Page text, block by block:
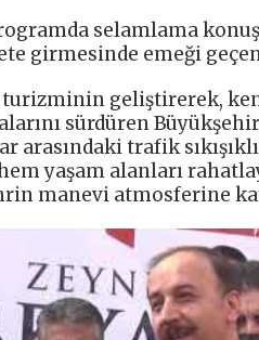
selamlama
girmesinde emeği
turizminin geliştirerek,
sürdüren
trafik
yaşam alanları
manevi atmosferine